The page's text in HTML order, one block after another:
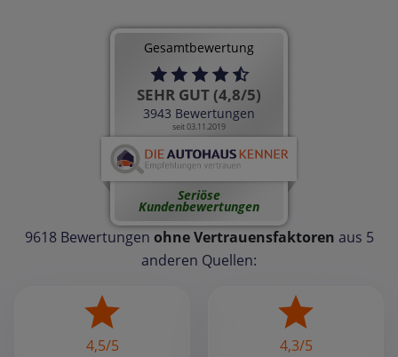
Gesamtbewertung
SEHR GUT (4,8/5)
3943 Bewertungen
seit 03.11.2019
Seriöse
Kundenbewertungen
9618 Bewertungen ohne Vertrauensfaktoren aus 5
anderen Quellen:
4,5/5
4,3/5